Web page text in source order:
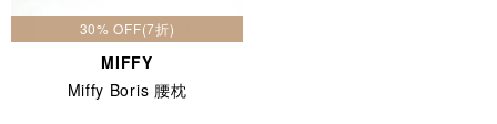
30% OFF(7折)
MIFFY
Miffy Boris 腰枕